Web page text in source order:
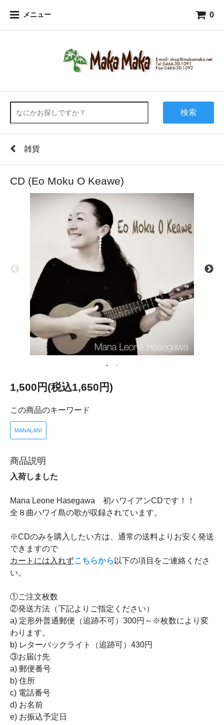
メニュー 0
検索
雑貨
CD (Eo Moku O Keawe)
1,500円(税込1,650円)
この商品のキーワード
MANALANI
商品説明
入荷しました
Mana Leone Hasegawa 初ハワイアンCDです！！
全８曲ハワイ島の歌が収録されています。
※CDのみを購入したい方は、通常の送料よりお安く発送
できますので
カートには入れずこちらから 以下の項目をご連絡くださ
い。
①ご注文枚数
②発送方法（下記よりご指定ください）
a) 定形外普通郵便（追跡不可）300円～※枚数により変
わります。
b) レターバックライト（追跡可）430円
③お届け先
a) 郵便番号
b) 住所
c) 電話番号
d) お名前
e) お振込予定日